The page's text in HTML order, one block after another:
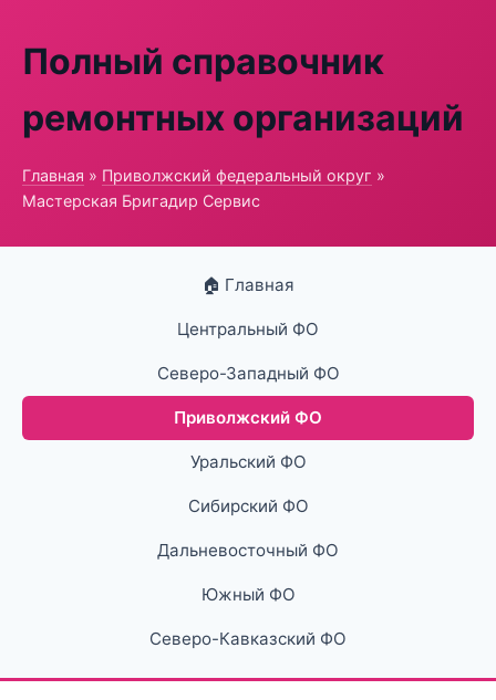
Полный справочник
ремонтных организаций
Главная » Приволжский федеральный округ »
Мастерская Бригадир Сервис
🏠 Главная
Центральный ФО
Северо-Западный ФО
Приволжский ФО
Уральский ФО
Сибирский ФО
Дальневосточный ФО
Южный ФО
Северо-Кавказский ФО